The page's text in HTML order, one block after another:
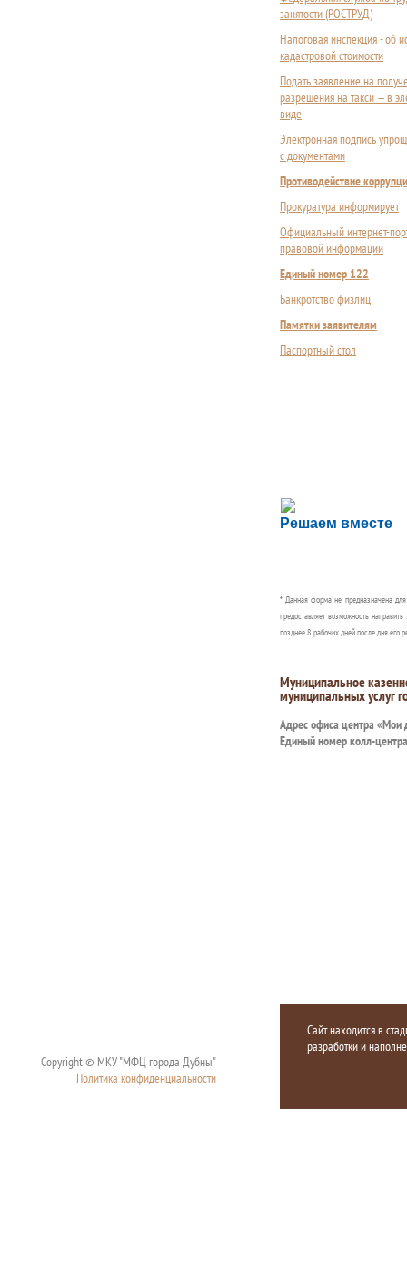
занятости (РОСТРУД)
Налоговая инспекция - об
кадастровой стоимости
Подать заявление на
разрешения на такси — в
виде
Электронная подпись
с документами
Противодействие
Прокуратура информирует
Официальный интернет-
правовой информации
Единый номер 122
Банкротство физлиц
Памятки заявителям
Паспортный стол
Решаем вместе
Сложности с
Сообщите об этом
* Данная форма не предназначена
предоставляет возможность
позднее 8 рабочих дней после дня его
Муниципальное
муниципальных услуг
Адрес офиса центра «Мои
Единый номер колл-
Copyright © МКУ "МФЦ города Дубны"
Политика конфиденциальности
Сайт находится в
разработки и